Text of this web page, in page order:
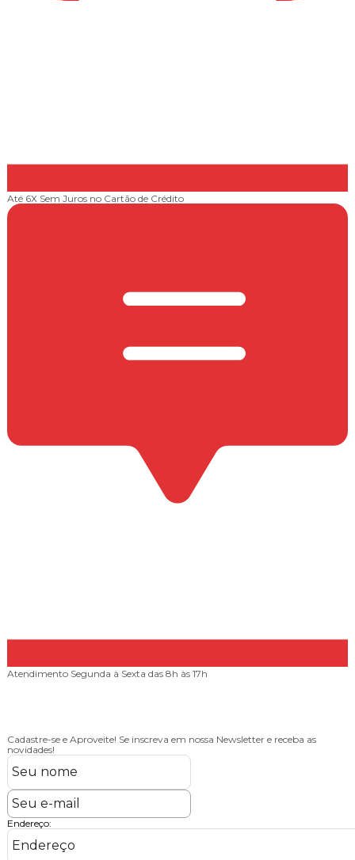
Até 6X Sem Juros no Cartão de Crédito
Atendimento Segunda à Sexta das 8h às 17h
Cadastre-se e Aproveite! Se inscreva em nossa Newsletter e receba as
novidades!
Endereço: